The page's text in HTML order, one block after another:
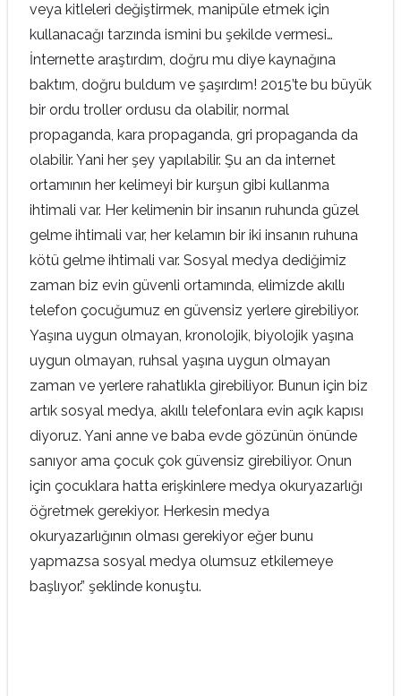
veya kitleleri değiştirmek, manipüle etmek için
kullanacağı tarzında ismini bu şekilde vermesi…
İnternette araştırdım, doğru mu diye kaynağına
baktım, doğru buldum ve şaşırdım! 2015’te bu büyük
bir ordu troller ordusu da olabilir, normal
propaganda, kara propaganda, gri propaganda da
olabilir. Yani her şey yapılabilir. Şu an da internet
ortamının her kelimeyi bir kurşun gibi kullanma
ihtimali var. Her kelimenin bir insanın ruhunda güzel
gelme ihtimali var, her kelamın bir iki insanın ruhuna
kötü gelme ihtimali var. Sosyal medya dediğimiz
zaman biz evin güvenli ortamında, elimizde akıllı
telefon çocuğumuz en güvensiz yerlere girebiliyor.
Yaşına uygun olmayan, kronolojik, biyolojik yaşına
uygun olmayan, ruhsal yaşına uygun olmayan
zaman ve yerlere rahatlıkla girebiliyor. Bunun için biz
artık sosyal medya, akıllı telefonlara evin açık kapısı
diyoruz. Yani anne ve baba evde gözünün önünde
sanıyor ama çocuk çok güvensiz girebiliyor. Onun
için çocuklara hatta erişkinlere medya okuryazarlığı
öğretmek gerekiyor. Herkesin medya
okuryazarlığının olması gerekiyor eğer bunu
yapmazsa sosyal medya olumsuz etkilemeye
başlıyor.” şeklinde konuştu.